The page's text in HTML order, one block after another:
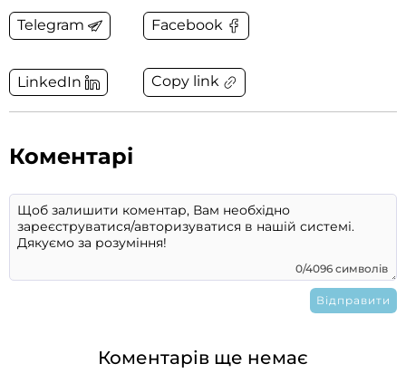
Telegram Facebook
LinkedIn Copy link
Коментарі
0/4096 символів
Коментарів ще немає